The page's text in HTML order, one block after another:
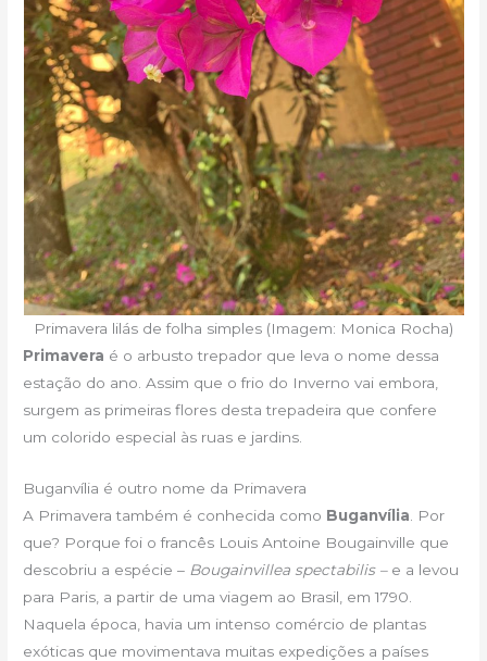
Primavera lilás de folha simples (Imagem: Monica Rocha)
Primavera é o arbusto trepador que leva o nome dessa
estação do ano. Assim que o frio do Inverno vai embora,
surgem as primeiras flores desta trepadeira que confere
um colorido especial às ruas e jardins.
Buganvília é outro nome da Primavera
A Primavera também é conhecida como Buganvília . Por
que? Porque foi o francês Louis Antoine Bougainville que
descobriu a espécie – Bougainvillea spectabilis – e a levou
para Paris, a partir de uma viagem ao Brasil, em 1790.
Naquela época, havia um intenso comércio de plantas
exóticas que movimentava muitas expedições a países